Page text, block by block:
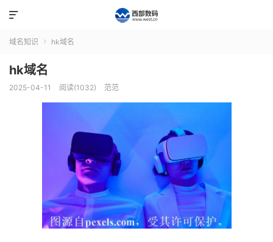

域名知识  hk域名
hk域名
2025-04-11 阅读(1032) 范范